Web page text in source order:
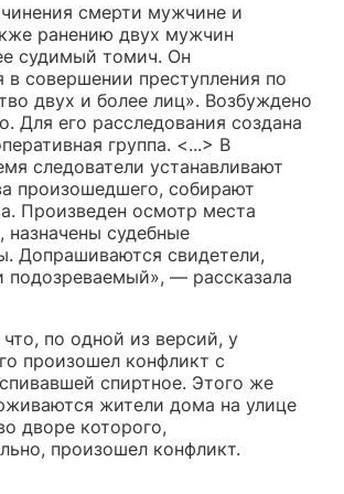
смерти мужчине и
ранению двух мужчин
судимый томич. Он
в совершении преступления по
двух и более лиц». Возбуждено
Для его расследования создана
группа. <...> В
следователи устанавливают
произошедшего, собирают
Произведен осмотр места
назначены судебные
Допрашиваются свидетели,
подозреваемый», — рассказала
по одной из версий, у
произошел конфликт с
спиртное. Этого же
жители дома на улице
дворе которого,
произошел конфликт.